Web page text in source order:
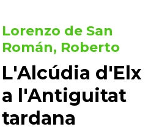
Lorenzo de San
Román, Roberto
L'Alcúdia d'Elx
a l'Antiguitat
tardana